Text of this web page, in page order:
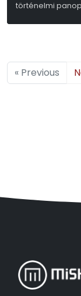
történelmi
« Previous